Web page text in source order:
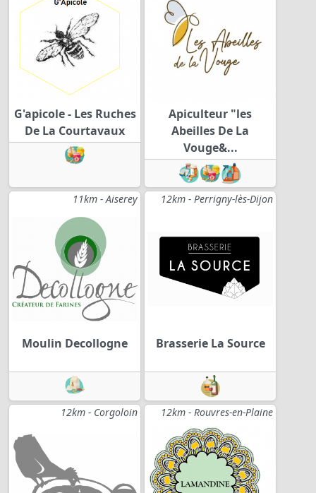
G'apicole - Les Ruches
De La Courtavaux
Apiculteur "les
Abeilles De La
Vouge&...
11km - Aiserey
Moulin Decollogne
12km - Perrigny-lès-Dijon
Brasserie La Source
12km - Corgoloin 12km - Rouvres-en-Plaine